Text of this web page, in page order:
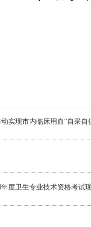
实现市内临床用血“自采自
度卫生专业​技术资格考试